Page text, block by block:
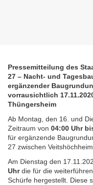
Pressemitteilung des
27 – Nacht- und
ergänzender
vorrausichtlich
Thüngersheim
Ab Montag, den 16. und
Zeitraum von 04:00 Uhr
für ergänzende
27 zwischen
Am Dienstag den
Uhrdie für die
Schürfe hergestellt. Diese